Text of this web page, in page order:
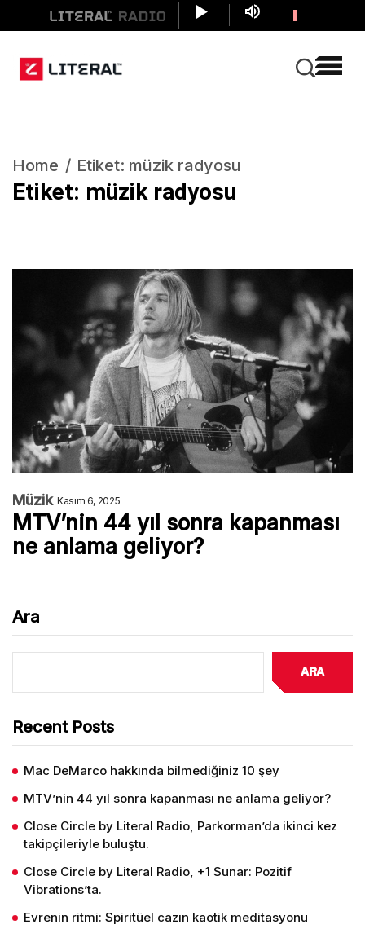
Home Etiket: müzik radyosu
Etiket: müzik radyosu
Müzik Kasım 6, 2025
MTV’nin 44 yıl sonra kapanması
ne anlama geliyor?
Ara
Ara
Recent Posts
Mac DeMarco hakkında bilmediğiniz 10 şey
MTV’nin 44 yıl sonra kapanması ne anlama geliyor?
Close Circle by Literal Radio, Parkorman’da ikinci kez
takipçileriyle buluştu.
Close Circle by Literal Radio, +1 Sunar: Pozitif
Vibrations’ta.
Evrenin ritmi: Spiritüel cazın kaotik meditasyonu